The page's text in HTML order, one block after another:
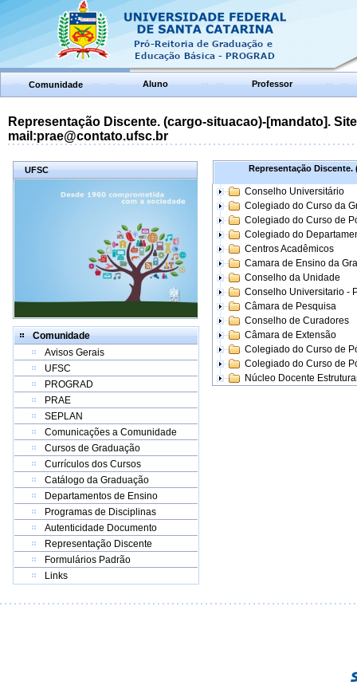
Comunidade Aluno Professor
Representação Discente. (cargo-situacao)-[mandato].
mail:prae@contato.ufsc.br
UFSC
Comunidade
Avisos Gerais
UFSC
PROGRAD
PRAE
SEPLAN
Comunicações a Comunidade
Cursos de Graduação
Currículos dos Cursos
Catálogo da Graduação
Departamentos de Ensino
Programas de Disciplinas
Autenticidade Documento
Representação Discente
Formulários Padrão
Links
Representação Discente.
Conselho Universitário
Colegiado do Curso da
Colegiado do Curso de
Colegiado do
Centros Acadêmicos
Camara de Ensino da
Conselho da Unidade
Conselho Universitario -
Câmara de Pesquisa
Conselho de Curadores
Câmara de Extensão
Colegiado do Curso de
Colegiado do Curso de
Núcleo Docente